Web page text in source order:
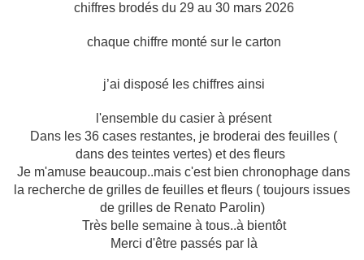
chiffres brodés du 29 au 30 mars 2026
chaque chiffre monté sur le carton
j’ai disposé les chiffres ainsi
l'ensemble du casier à présent
Dans les 36 cases restantes, je broderai des feuilles (
dans des teintes vertes) et des fleurs
Je m'amuse beaucoup..mais c'est bien chronophage dans
la recherche de grilles de feuilles et fleurs ( toujours issues
de grilles de Renato Parolin)
Très belle semaine à tous..à bientôt
Merci d'être passés par là